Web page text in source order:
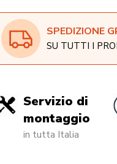
SPEDIZIONE
SU TUTTI I
Servizio di
montaggio
in tutta Italia